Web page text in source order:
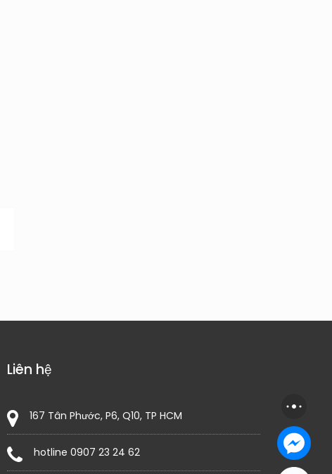
Liên hệ
167 Tân Phước, P6, Q10, TP HCM
hotline 0907 23 24 62